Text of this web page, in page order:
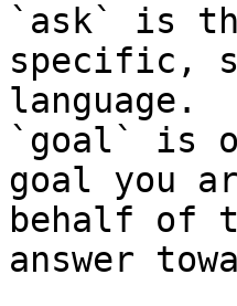
`ask` is
specific,
language.
`goal` is
goal you
behalf of
answer